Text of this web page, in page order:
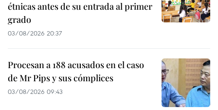
étnicas antes de su entrada al primer
grado
03/08/2026 20:37
Procesan a 188 acusados en el caso
de Mr Pips y sus cómplices
03/08/2026 09:43